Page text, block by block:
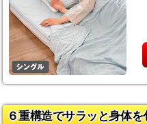
６重構造でサラッと身体